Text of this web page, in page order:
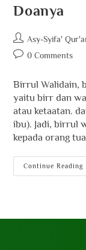
Doanya
Asy-Syifa'
0 Comments
Birrul Walidain,
yaitu birr dan
atau ketaatan.
ibu). Jadi, birrul
kepada orang
Continue Reading